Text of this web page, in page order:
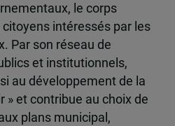
le corps
intéressés par les
Par son réseau de
et institutionnels,
au développement de la
» et contribue au choix de
plans municipal,